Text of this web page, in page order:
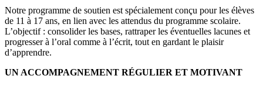
Notre programme de soutien est spécialement conçu pour les élèves
de 11 à 17 ans, en lien avec les attendus du programme scolaire.
L’objectif : consolider les bases, rattraper les éventuelles lacunes et
progresser à l’oral comme à l’écrit, tout en gardant le plaisir
d’apprendre.
UN ACCOMPAGNEMENT RÉGULIER ET MOTIVANT